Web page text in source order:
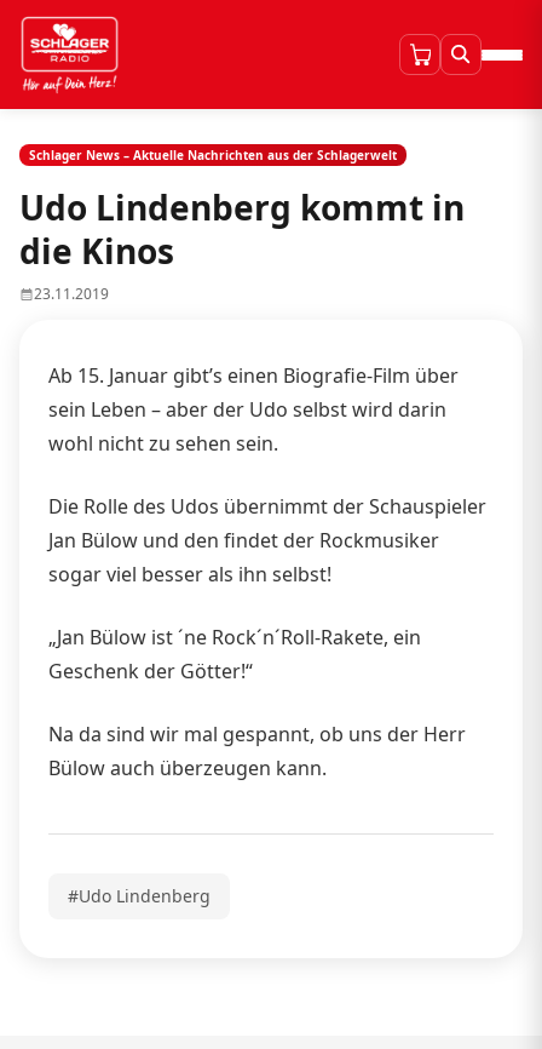
Schlager News – Aktuelle Nachrichten aus der Schlagerwelt
Udo Lindenberg kommt in
die Kinos
23.11.2019
Ab 15. Januar gibt’s einen Biografie-Film über
sein Leben – aber der Udo selbst wird darin
wohl nicht zu sehen sein.
Die Rolle des Udos übernimmt der Schauspieler
Jan Bülow und den findet der Rockmusiker
sogar viel besser als ihn selbst!
„Jan Bülow ist ´ne Rock´n´Roll-Rakete, ein
Geschenk der Götter!“
Na da sind wir mal gespannt, ob uns der Herr
Bülow auch überzeugen kann.
#Udo Lindenberg